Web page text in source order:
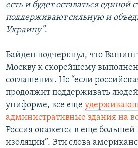
есть и будет оставаться
поддерживают сильную и
Украину”.
Байден подчеркнул, что
Москву к скорейшему
соглашения. Но “если
продолжит поддерживать
униформе, все еще
административные здания на
Россия окажется в еще
изоляции”. Эти слова